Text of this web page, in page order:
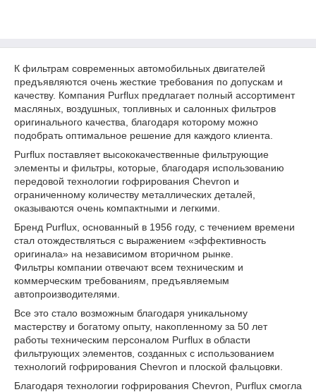
К фильтрам современных автомобильных двигателей
предъявляются очень жесткие требования по допускам и
качеству. Компания Purflux предлагает полный ассортимент
масляных, воздушных, топливных и салонных фильтров
оригинального качества, благодаря которому можно
подобрать оптимальное решение для каждого клиента.
Purflux поставляет высококачественные фильтрующие
элементы и фильтры, которые, благодаря использованию
передовой технологии гофрирования Chevron и
ограниченному количеству металлических деталей,
оказываются очень компактными и легкими.
Бренд Purflux, основанный в 1956 году, с течением времени
стал отождествляться с выражением «эффективность
оригинала» на независимом вторичном рынке.
Фильтры компании отвечают всем техническим и
коммерческим требованиям, предъявляемым
автопроизводителями.
Все это стало возможным благодаря уникальному
мастерству и богатому опыту, накопленному за 50 лет
работы техническим персоналом Purflux в области
фильтрующих элементов, созданных с использованием
технологий гофрирования Chevron и плоской фальцовки.
Благодаря технологии гофрирования Chevron, Purflux смогла